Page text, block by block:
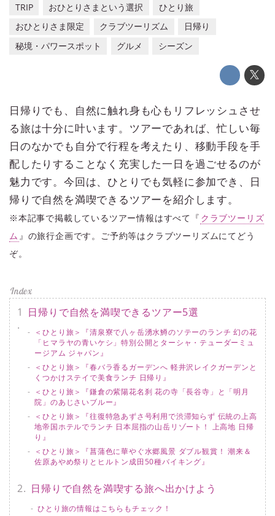
TRIP おひとりさまという選択
ひとり旅
おひとりさま限定
クラブツーリズム
日帰り
秘境・パワースポット
グルメ シーズン
日帰りでも、自然に触れ身も心もリフレッシュさせ
る旅は十分に叶います。ツアーであれば、忙しい毎
日のなかでも自分で行程を考えたり、移動手段を手
配したりすることなく充実した一日を過ごせるのが
魅力です。今回は、ひとりでも気軽に参加でき、日
帰りで自然を満喫できるツアーを紹介します。
※本記事で掲載しているツアー情報はすべて『 クラブツーリズ
ム 』の旅行企画です。ご予約等はクラブツーリズムにてどう
ぞ。
日帰りで自然を満喫できるツアー5選
＜ひとり旅＞『清泉寮で八ヶ岳湧水鱒のソテーのランチ 幻の花
「ヒマラヤの青いケシ」特別公開とターシャ・テューダーミュ
ージアム ジャパン』
＜ひとり旅＞『春バラ香るガーデンへ 軽井沢レイクガーデンと
くつかけステイで美食ランチ 日帰り』
＜ひとり旅＞『鎌倉の紫陽花名刹 花の寺「長谷寺」と「明月
院」のあじさいブルー』
＜ひとり旅＞『往復特急あずさ号利用で渋滞知らず 伝統の上高
地帝国ホテルでランチ 日本屈指の山岳リゾート！ 上高地 日帰
り』
＜ひとり旅＞『菖蒲色に華やぐ水郷風景 ダブル観賞！ 潮来＆
佐原あやめ祭りとヒルトン成田50種バイキング』
日帰りで自然を満喫する旅へ出かけよう
ひとり旅の情報はこちらもチェック！